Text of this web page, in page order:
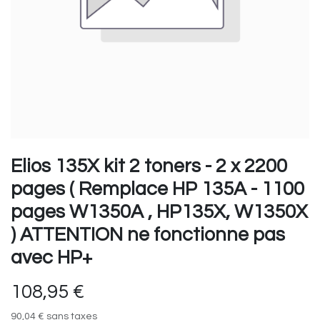
Elios 135X kit 2 toners - 2 x 2200
pages ( Remplace HP 135A - 1100
pages W1350A , HP135X, W1350X
) ATTENTION ne fonctionne pas
avec HP+
108,95 €
90,04 € sans taxes